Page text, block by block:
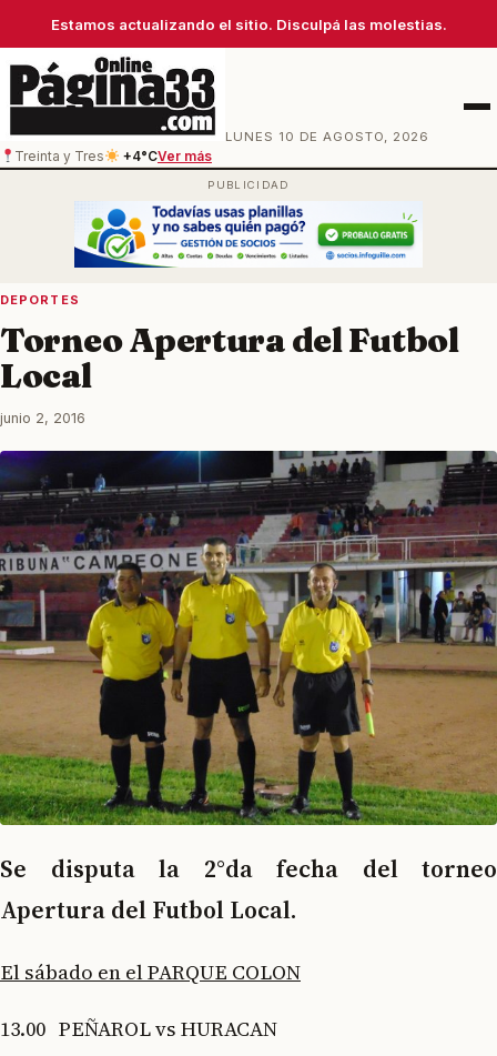
Estamos actualizando el sitio. Disculpá las molestias.
LUNES 10 DE AGOSTO, 2026
Treinta y Tres
+4°CVer más
Menú
DEPORTES
Torneo Apertura del Futbol
Local
junio 2, 2016
Se disputa la 2°da fecha del torneo
Apertura del Futbol Local.
El sábado en el PARQUE COLON
13.00 PEÑAROL vs HURACAN